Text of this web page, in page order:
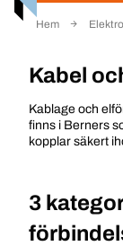
Hem
Kabel
Kablage och
finns i Berners
kopplar säkert
3